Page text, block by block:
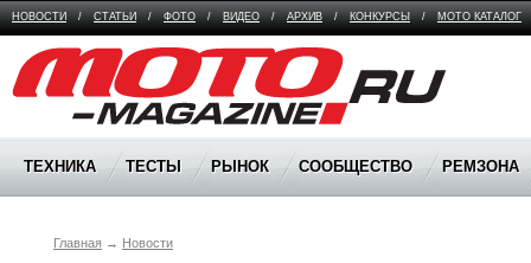
НОВОСТИ / СТАТЬИ / ФОТО / ВИДЕО / АРХИВ / КОНКУРСЫ / МОТО КАТАЛОГ
Moto Magazine
ТЕХНИКА ТЕСТЫ РЫНОК СООБЩЕСТВО РЕМЗОНА
Главная → Новости